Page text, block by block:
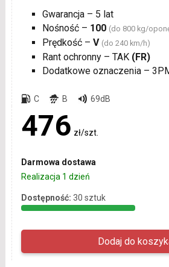
Gwarancja – 5 lat
Nośność – 100 (do 800 kg/
Prędkość – V (do 240 km/h)
Rant ochronny – TAK (FR)
Dodatkowe oznaczenia –
C B 69dB
476 zł/szt.
Darmowa dostawa
Realizacja 1 dzień
Dostępność: 30 sztuk